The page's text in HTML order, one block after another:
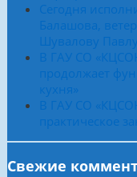
Сегодня
Балашова,
Шувалову
В ГАУ СО
продолжает
кухня»
В ГАУ СО
практическое
Свежие